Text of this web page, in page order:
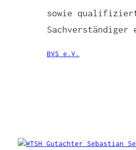
sowie
Sachverständiger
BVS e.V.